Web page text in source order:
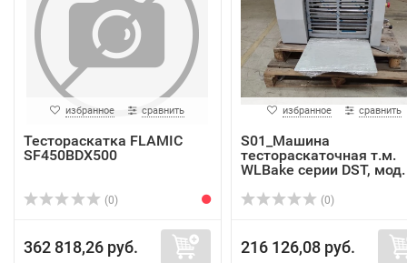
избранное сравнить
Тестораскатка FLAMIC
SF450BDX500
(0)
362 818,26 руб.
избранное сравнить
S01_Машина
тестораскаточная т.м.
WLBake серии DST, мод.
(0)
216 126,08 руб.